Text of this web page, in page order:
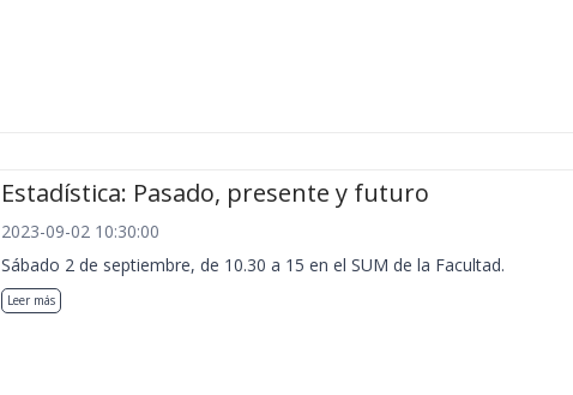
Estadística: Pasado, presente y futuro
2023-09-02 10:30:00
Sábado 2 de septiembre, de 10.30 a 15 en el SUM de la Facultad.
Leer más